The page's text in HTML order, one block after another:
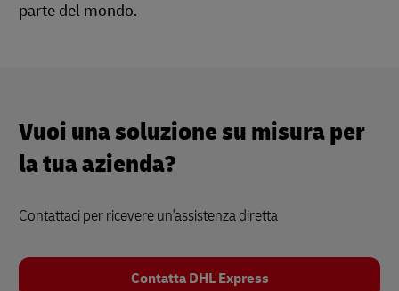
parte del mondo.
Vuoi una soluzione su misura per
la tua azienda?
Contattaci per ricevere un'assistenza diretta
Contatta DHL Express